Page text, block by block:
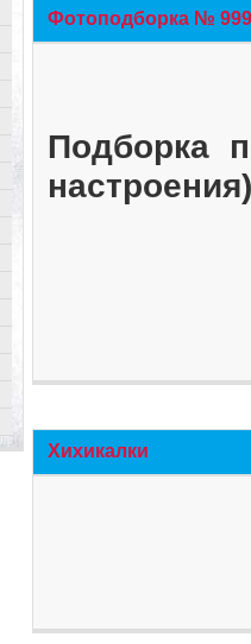
Фотоподборка №
Подборка
Хихикалки